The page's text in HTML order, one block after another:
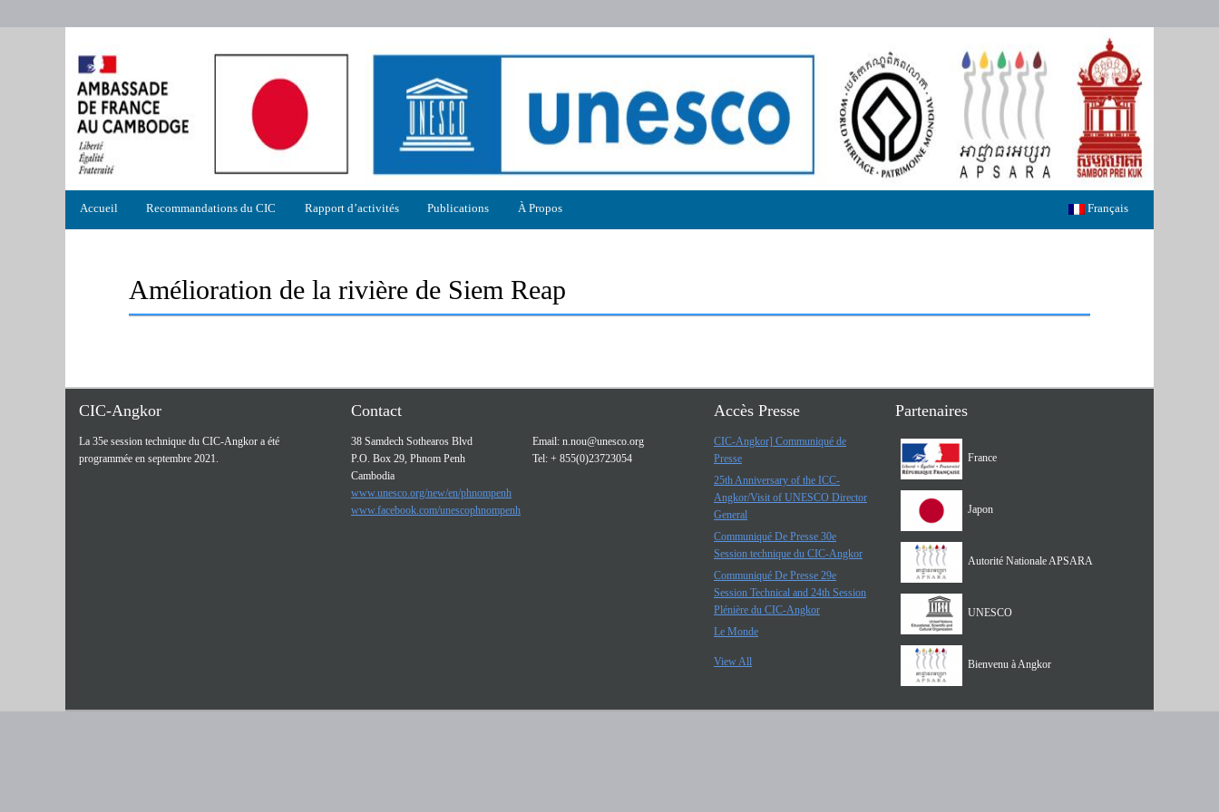
principal
Accueil Recommandations du CIC Rapport d’activités Publications À Propos Français
Amélioration de la rivière de Siem Reap
CIC-Angkor
La 35e session technique du CIC-Angkor a été
programmée en septembre 2021.
Contact
38 Samdech Sothearos Blvd
P.O. Box 29, Phnom Penh
Cambodia
www.unesco.org/new/en/phnompenh
www.facebook.com/unescophnompenh
Email: n.nou@unesco.org
Tel: + 855(0)23723054
Accès Presse
CIC-Angkor] Communiqué de
Presse
25th Anniversary of the ICC-
Angkor/Visit of UNESCO Director
General
Communiqué De Presse 30e
Session technique du CIC-Angkor
Communiqué De Presse 29e
Session Technical and 24th Session
Plénière du CIC-Angkor
Le Monde
View All
Partenaires
France
Japon
Autorité Nationale APSARA
UNESCO
Bienvenu à Angkor